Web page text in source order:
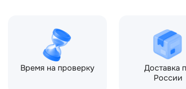
Время на проверку
Доставка
России